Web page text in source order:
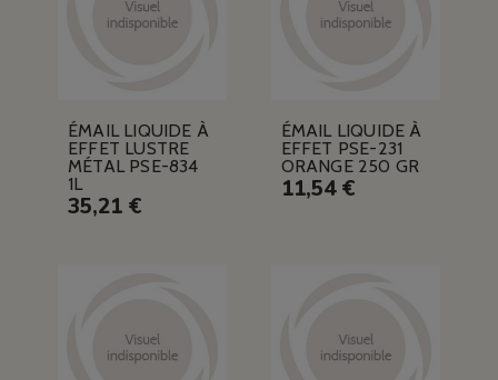
ÉMAIL LIQUIDE À
EFFET LUSTRE
MÉTAL PSE-834
1L
35,21 €
ÉMAIL LIQUIDE À
EFFET PSE-231
ORANGE 250 GR
11,54 €